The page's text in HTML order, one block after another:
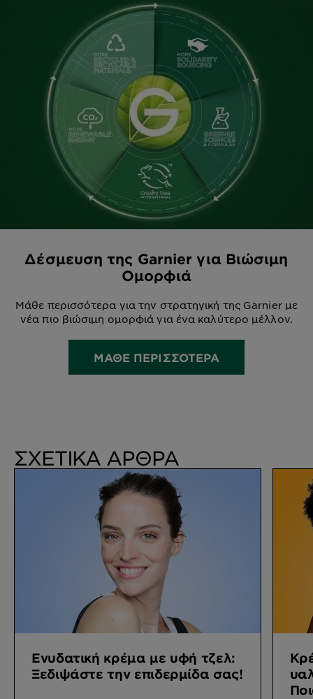
Δέσμευση της Garnier για Βιώσιμη
Ομορφιά
Μάθε περισσότερα για την στρατηγική της Garnier με
νέα πιο βιώσιμη ομορφιά για ένα καλύτερο μέλλον.
ΜΑΘΕ ΠΕΡΙΣΣΟΤΕΡΑ
ΣΧΕΤΙΚΑ ΑΡΘΡΑ
Ενυδατική κρέμα με υφή τζελ:
Ξεδιψάστε την επιδερμίδα σας!